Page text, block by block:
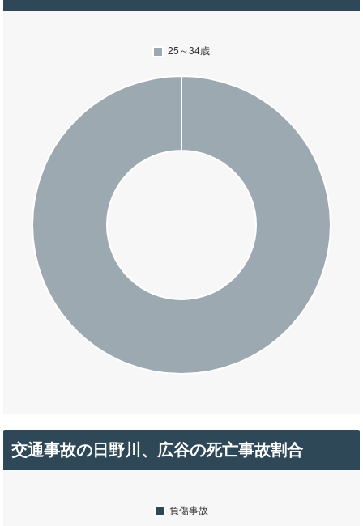
交通事故の日野川、広谷の死亡事故割合